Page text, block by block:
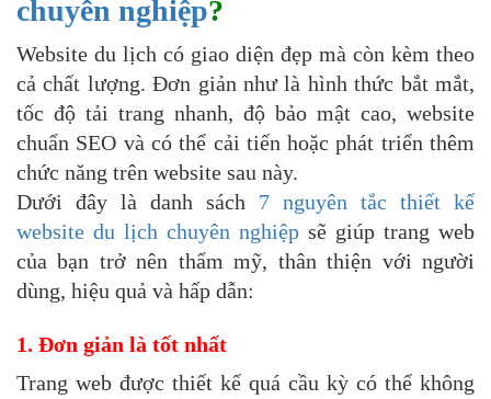
chuyên nghiệp?
Website du lịch có giao diện đẹp mà còn kèm theo
cả chất lượng. Đơn giản như là hình thức bắt mắt,
tốc độ tải trang nhanh, độ bảo mật cao, website
chuẩn SEO và có thể cải tiến hoặc phát triển thêm
chức năng trên website sau này.
Dưới đây là danh sách 7 nguyên tắc thiết kế
website du lịch chuyên nghiệp sẽ giúp trang web
của bạn trở nên thẩm mỹ, thân thiện với người
dùng, hiệu quả và hấp dẫn:
1. Đơn giản là tốt nhất
Trang web được thiết kế quá cầu kỳ có thể không